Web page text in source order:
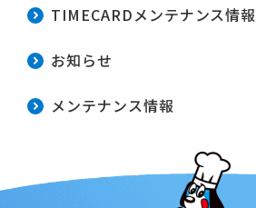
TIMECARDメンテナンス情報
お知らせ
メンテナンス情報